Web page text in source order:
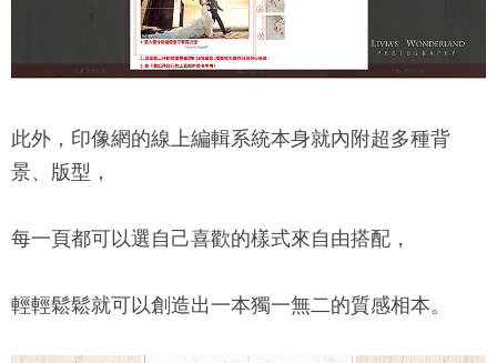
此外，印像網的線上編輯系統本身就內附超多種背
景、版型，
每一頁都可以選自己喜歡的樣式來自由搭配，
輕輕鬆鬆就可以創造出一本獨一無二的質感相本。